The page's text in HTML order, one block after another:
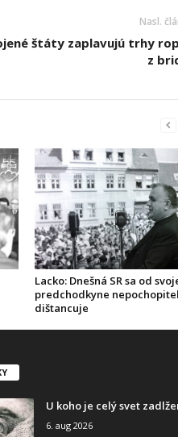
Nasl.
štáty zaplavujú trhy
z
Lacko: Dnešná SR sa od
predchodkyne
dištancuje
U koho je celý svet
6. aug 2026